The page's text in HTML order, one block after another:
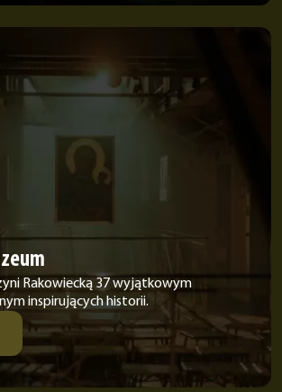
Rakowiecką 37 wyjątkowym
inspirujących historii.